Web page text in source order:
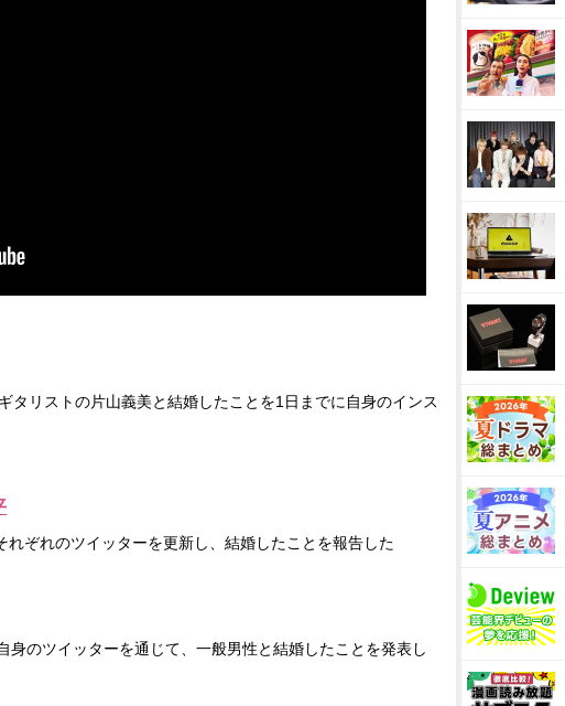
タリストの片山義美と結婚したことを1日までに自身のインス
ぞれのツイッターを更新し、結婚したことを報告した
のツイッターを通じて、一般男性と結婚したことを発表し